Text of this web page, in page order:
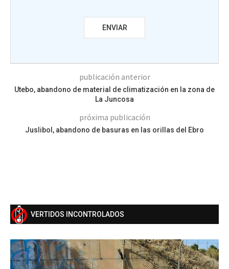
publicación anterior
Utebo, abandono de material de climatización en la zona de
La Juncosa
próxima publicación
Juslibol, abandono de basuras en las orillas del Ebro
VERTIDOS INCONTROLADOS